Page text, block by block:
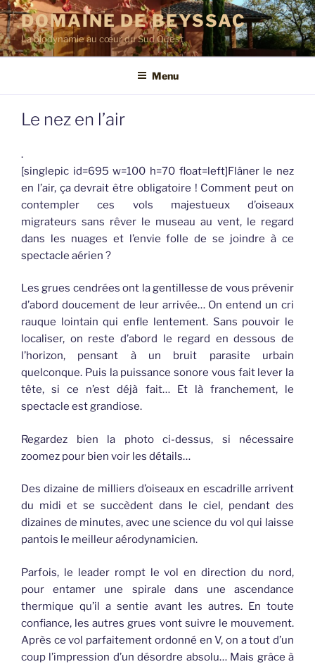
Aller
au
contenu
principal
DOMAINE DE BEYSSAC
La biodynamie au cœur du Sud Ouest
Menu
Le nez en l’air
.
[singlepic id=695 w=100 h=70 float=left]Flâner le nez
en l’air, ça devrait être obligatoire ! Comment peut on
contempler ces vols majestueux d’oiseaux
migrateurs sans rêver le museau au vent, le regard
dans les nuages et l’envie folle de se joindre à ce
spectacle aérien ?
Les grues cendrées ont la gentillesse de vous prévenir
d’abord doucement de leur arrivée… On entend un cri
rauque lointain qui enfle lentement. Sans pouvoir le
localiser, on reste d’abord le regard en dessous de
l’horizon, pensant à un bruit parasite urbain
quelconque. Puis la puissance sonore vous fait lever la
tête, si ce n’est déjà fait… Et là franchement, le
spectacle est grandiose.
Regardez bien la photo ci-dessus, si nécessaire
zoomez pour bien voir les détails…
Des dizaine de milliers d’oiseaux en escadrille arrivent
du midi et se succèdent dans le ciel, pendant des
dizaines de minutes, avec une science du vol qui laisse
pantois le meilleur aérodynamicien.
Parfois, le leader rompt le vol en direction du nord,
pour entamer une spirale dans une ascendance
thermique qu’il a sentie avant les autres. En toute
confiance, les autres grues vont suivre le mouvement.
Après ce vol parfaitement ordonné en V, on a tout d’un
coup l’impression d’un désordre absolu… Mais grâce à